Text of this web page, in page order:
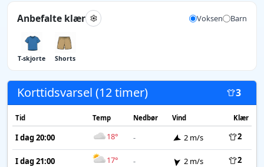
Anbefalte klær Voksen Barn
T-skjorte Shorts
Korttidsvarsel (12 timer) 3
Tid Temp Nedbør Vind Klær
I dag 20:00 18° - 2 m/s 2
I dag 21:00 17° - 2 m/s 2